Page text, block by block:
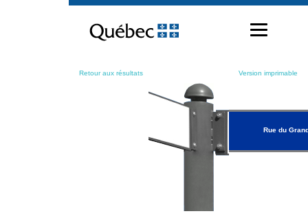
contenu
Retour aux résultats Version imprimable
Rue du